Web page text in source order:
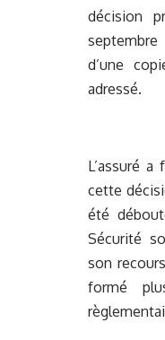
décision
septembre
d’une
adressé.
L’assuré
cette
été
Sécurité
son
formé